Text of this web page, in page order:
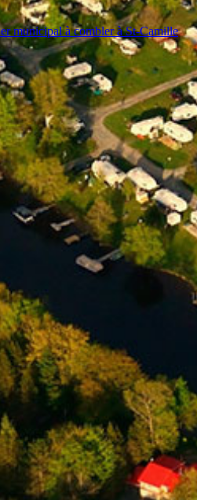
municipal à combler à St-Camille